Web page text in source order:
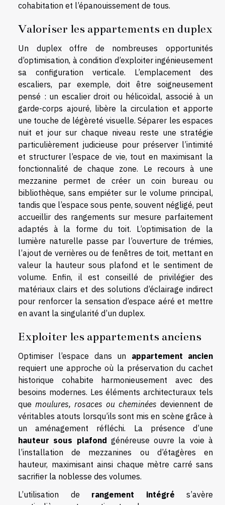
cohabitation et l’épanouissement de tous.
Valoriser les appartements en duplex
Un duplex offre de nombreuses opportunités
d’optimisation, à condition d’exploiter ingénieusement
sa configuration verticale. L’emplacement des
escaliers, par exemple, doit être soigneusement
pensé : un escalier droit ou hélicoïdal, associé à un
garde-corps ajouré, libère la circulation et apporte
une touche de légèreté visuelle. Séparer les espaces
nuit et jour sur chaque niveau reste une stratégie
particulièrement judicieuse pour préserver l’intimité
et structurer l’espace de vie, tout en maximisant la
fonctionnalité de chaque zone. Le recours à une
mezzanine permet de créer un coin bureau ou
bibliothèque, sans empiéter sur le volume principal,
tandis que l’espace sous pente, souvent négligé, peut
accueillir des rangements sur mesure parfaitement
adaptés à la forme du toit. L’optimisation de la
lumière naturelle passe par l’ouverture de trémies,
l’ajout de verrières ou de fenêtres de toit, mettant en
valeur la hauteur sous plafond et le sentiment de
volume. Enfin, il est conseillé de privilégier des
matériaux clairs et des solutions d’éclairage indirect
pour renforcer la sensation d’espace aéré et mettre
en avant la singularité d’un duplex.
Exploiter les appartements anciens
Optimiser l’espace dans un appartement ancien
requiert une approche où la préservation du cachet
historique cohabite harmonieusement avec des
besoins modernes. Les éléments architecturaux tels
que moulures, rosaces ou cheminées deviennent de
véritables atouts lorsqu’ils sont mis en scène grâce à
un aménagement réfléchi. La présence d’une
hauteur sous plafond généreuse ouvre la voie à
l’installation de mezzanines ou d’étagères en
hauteur, maximisant ainsi chaque mètre carré sans
sacrifier la noblesse des volumes.
L’utilisation de rangement intégré s’avère